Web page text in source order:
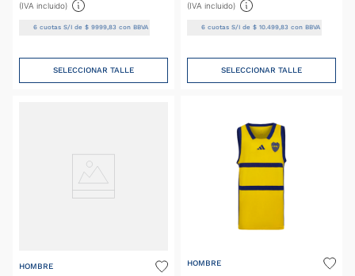
(IVA incluido)
6 cuotas S/I de$ 9999,83 con BBVA
SELECCIONAR TALLE
(IVA incluido)
6cuotas S/I de $ 10.499,83con BBVA
SELECCIONAR TALLE
HOMBRE HOMBRE